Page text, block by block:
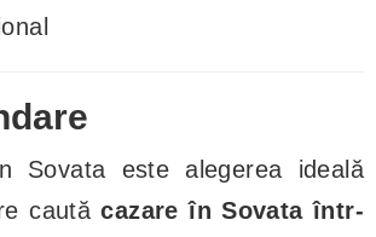
Sovata este alegerea ideală
cautăcazare în Sovata într-